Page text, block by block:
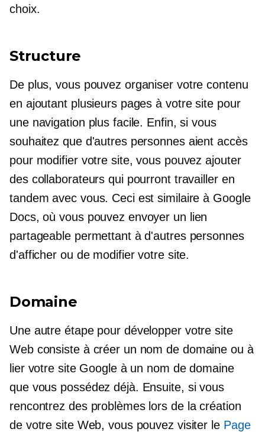
choix.
Structure
De plus, vous pouvez organiser votre contenu
en ajoutant plusieurs pages à votre site pour
une navigation plus facile. Enfin, si vous
souhaitez que d'autres personnes aient accès
pour modifier votre site, vous pouvez ajouter
des collaborateurs qui pourront travailler en
tandem avec vous. Ceci est similaire à Google
Docs, où vous pouvez envoyer un lien
partageable permettant à d'autres personnes
d'afficher ou de modifier votre site.
Domaine
Une autre étape pour développer votre site
Web consiste à créer un nom de domaine ou à
lier votre site Google à un nom de domaine
que vous possédez déjà. Ensuite, si vous
rencontrez des problèmes lors de la création
de votre site Web, vous pouvez visiter le Page